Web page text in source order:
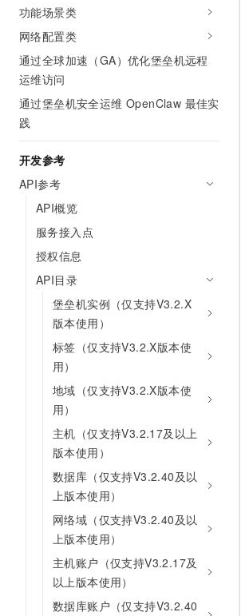
功能场景类
网络配置类
通过全球加速（GA）优化堡垒机远程
运维访问
通过堡垒机安全运维 OpenClaw 最佳实
践
开发参考
API参考
API概览
服务接入点
授权信息
API目录
堡垒机实例（仅支持V3.2.X
版本使用）
标签（仅支持V3.2.X版本使
用）
地域（仅支持V3.2.X版本使
用）
主机（仅支持V3.2.17及以上
版本使用）
数据库（仅支持V3.2.40及以
上版本使用）
网络域（仅支持V3.2.40及以
上版本使用）
主机账户（仅支持V3.2.17及
以上版本使用）
数据库账户（仅支持V3.2.40
终端用户计算
Serverless
迁移与运维管理
专有云